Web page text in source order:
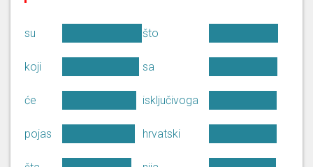
su
koji
će
pojas
što
sa
isključivoga
hrvatski